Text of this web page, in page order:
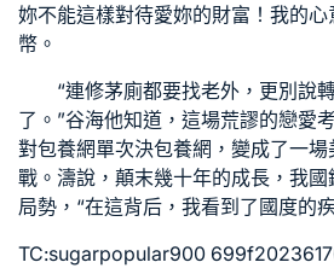
妳不能這樣對待愛妳的財富！我的心
幣。
“連修茅廁都要找老外，更別說
了。”谷海他知道，這場荒謬的戀愛
對包養網單次決包養網 ，變成了一
戰。濤說，顛末幾十年的成長，我
局勢，“在這背后，我看到了國度的
TC:sugarpopular900